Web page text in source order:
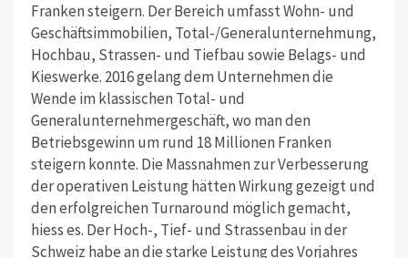
Franken steigern. Der Bereich umfasst Wohn- und
Geschäftsimmobilien, Total-/Generalunternehmung,
Hochbau, Strassen- und Tiefbau sowie Belags- und
Kieswerke. 2016 gelang dem Unternehmen die
Wende im klassischen Total- und
Generalunternehmergeschäft, wo man den
Betriebsgewinn um rund 18 Millionen Franken
steigern konnte. Die Massnahmen zur Verbesserung
der operativen Leistung hätten Wirkung gezeigt und
den erfolgreichen Turnaround möglich gemacht,
hiess es. Der Hoch-, Tief- und Strassenbau in der
Schweiz habe an die starke Leistung des Vorjahres